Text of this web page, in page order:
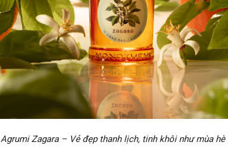
Agrumi Zagara – Vẻ đẹp thanh lịch, tinh khôi như mùa hè